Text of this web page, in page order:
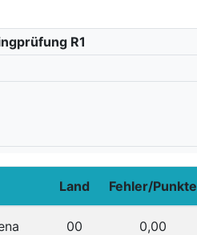
R1
Land Fehler/Punkte
00 0,00